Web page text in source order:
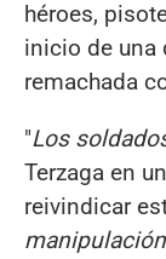
héroes,
inicio de una
remachada
"Los
Terzaga en
reivindicar
manipulación